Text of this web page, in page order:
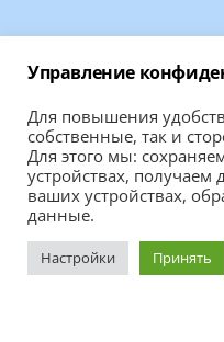
Если вам есть
Управление
Для повышения
собственные, так и
Для этого мы:
устройствах,
ваших устройствах,
данные.
Настройки Принять